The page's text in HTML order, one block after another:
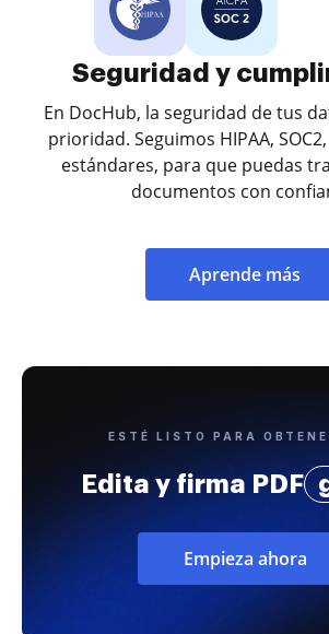
Seguridad y
En DocHub, la seguridad de tus
prioridad. Seguimos HIPAA,
estándares, para que puedas
documentos con
Aprende más
ESTÉ LISTO PARA
Edita y firma PDF
Empieza ahora